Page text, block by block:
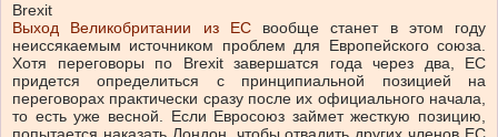
Brexit
Выход Великобритании из ЕСвообще станет в этом году
неиссякаемым источником проблем для Европейского союза.
Хотя переговоры по Brexit завершатся года через два, ЕС
придется определиться с принципиальной позицией на
переговорах практически сразу после их официального начала,
то есть уже весной. Если Евросоюз займет жесткую позицию,